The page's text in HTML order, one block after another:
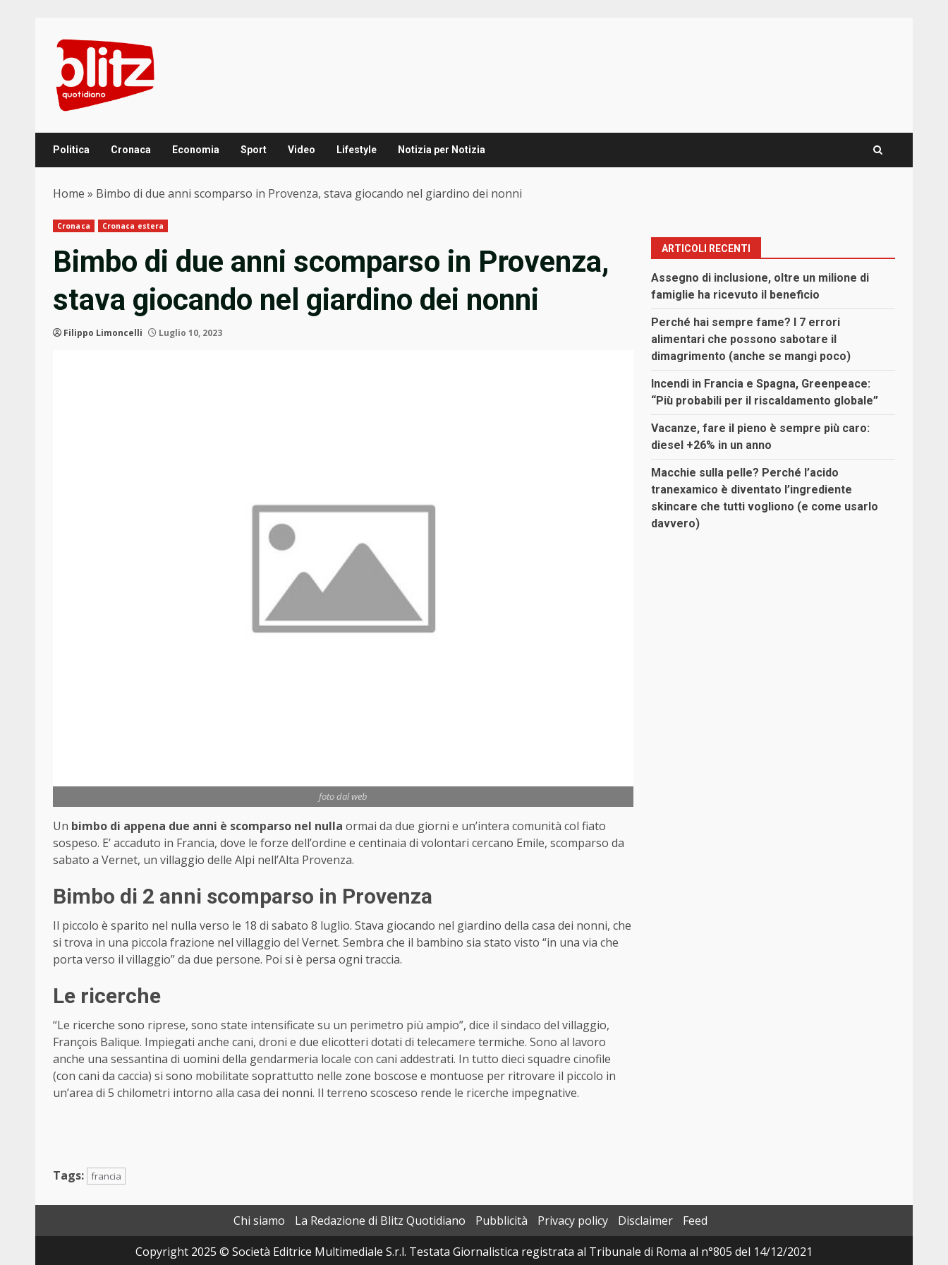
content
Politica Cronaca Economia Sport Video Lifestyle Notizia per Notizia
Home » Bimbo di due anni scomparso in Provenza, stava giocando nel giardino dei nonni
Cronaca Cronaca estera
Bimbo di due anni scomparso in Provenza,
stava giocando nel giardino dei nonni
Filippo Limoncelli Luglio 10, 2023
foto dal web
Un bimbo di appena due anni è scomparso nel nulla ormai da due giorni e un’intera comunità col fiato
sospeso. E’ accaduto in Francia, dove le forze dell’ordine e centinaia di volontari cercano Emile, scomparso da
sabato a Vernet, un villaggio delle Alpi nell’Alta Provenza.
Bimbo di 2 anni scomparso in Provenza
Il piccolo è sparito nel nulla verso le 18 di sabato 8 luglio. Stava giocando nel giardino della casa dei nonni, che
si trova in una piccola frazione nel villaggio del Vernet. Sembra che il bambino sia stato visto “in una via che
porta verso il villaggio” da due persone. Poi si è persa ogni traccia.
Le ricerche
“Le ricerche sono riprese, sono state intensificate su un perimetro più ampio”, dice il sindaco del villaggio,
François Balique. Impiegati anche cani, droni e due elicotteri dotati di telecamere termiche. Sono al lavoro
anche una sessantina di uomini della gendarmeria locale con cani addestrati. In tutto dieci squadre cinofile
(con cani da caccia) si sono mobilitate soprattutto nelle zone boscose e montuose per ritrovare il piccolo in
un’area di 5 chilometri intorno alla casa dei nonni. Il terreno scosceso rende le ricerche impegnative.
Tags: francia
ARTICOLI RECENTI
Assegno di inclusione, oltre un milione di
famiglie ha ricevuto il beneficio
Perché hai sempre fame? I 7 errori
alimentari che possono sabotare il
dimagrimento (anche se mangi poco)
Incendi in Francia e Spagna, Greenpeace:
“Più probabili per il riscaldamento globale”
Vacanze, fare il pieno è sempre più caro:
diesel +26% in un anno
Macchie sulla pelle? Perché l’acido
tranexamico è diventato l’ingrediente
skincare che tutti vogliono (e come usarlo
davvero)
Chi siamo La Redazione di Blitz Quotidiano Pubblicità Privacy policy Disclaimer
Feed
Copyright 2025 © Società Editrice Multimediale S.r.l. Testata Giornalistica registrata al Tribunale di Roma al n°805 del 14/12/2021